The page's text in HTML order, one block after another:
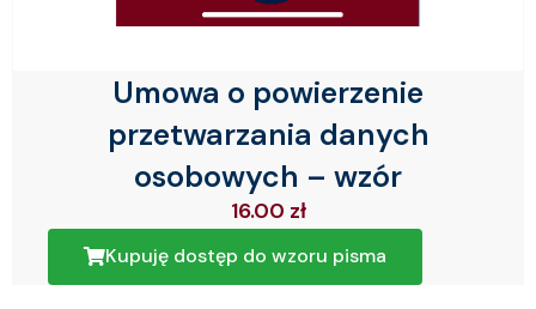
Umowa o powierzenie
przetwarzania danych
osobowych – wzór
16.00 zł
Kupuję dostęp do wzoru pisma